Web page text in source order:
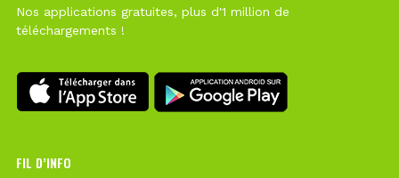
Nos applications gratuites, plus d'1 million de
téléchargements !
FIL D’INFO